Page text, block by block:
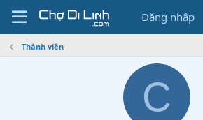
Đăng nhập
Thành viên
C